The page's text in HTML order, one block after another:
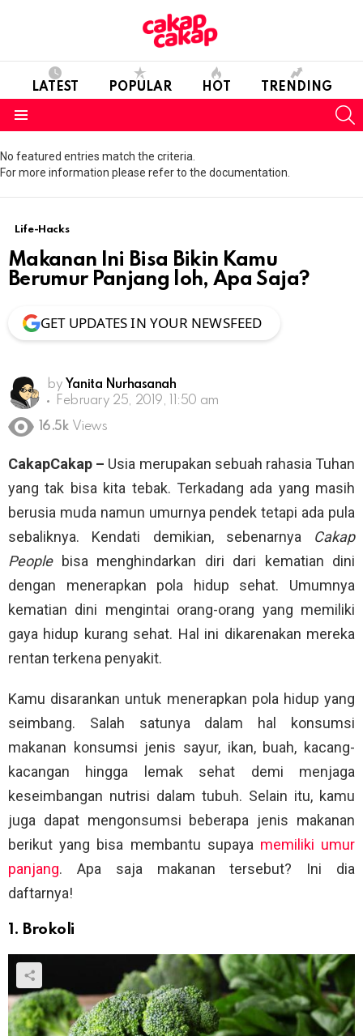
LATEST POPULAR HOT TRENDING
No featured entries match the criteria.
For more information please refer to the documentation.
Life-Hacks
Makanan Ini Bisa Bikin Kamu
Berumur Panjang loh, Apa Saja?
GET UPDATES IN YOUR NEWSFEED
by Yanita Nurhasanah
February 25, 2019, 11:50 am
16.5k Views
CakapCakap – Usia merupakan sebuah rahasia Tuhan
yang tak bisa kita tebak. Terkadang ada yang masih
berusia muda namun umurnya pendek tetapi ada pula
sebaliknya. Kendati demikian, sebenarnya Cakap
People bisa menghindarkan diri dari kematian dini
dengan menerapkan pola hidup sehat. Umumnya
kematian dini mengintai orang-orang yang memiliki
gaya hidup kurang sehat. Hal ini dikarenakan mereka
rentan terkena penyakit.
Kamu disarankan untuk menerapkan pola hidup yang
seimbang. Salah satunya dalam hal konsumsi
makanan konsumsi jenis sayur, ikan, buah, kacang-
kacangan hingga lemak sehat demi menjaga
keseimbangan nutrisi dalam tubuh. Selain itu, kamu
juga dapat mengonsumsi beberapa jenis makanan
berikut yang bisa membantu supaya memiliki umur
panjang. Apa saja makanan tersebut? Ini dia
daftarnya!
1. Brokoli